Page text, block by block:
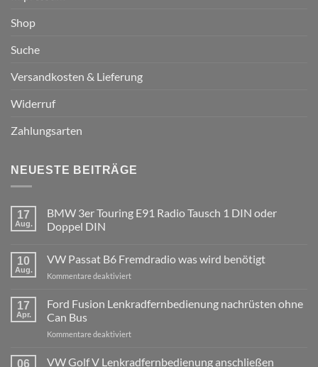
Shop
Suche
Versandkosten & Lieferung
Widerruf
Zahlungsarten
NEUESTE BEITRÄGE
17
Aug.
BMW 3er Touring E91 Radio Tausch 1 DIN oder
Doppel DIN
zu
3er
Radio
Tausch
1
DIN
DIN
10
Aug.
VW Passat B6 Fremdradio was wird benötigt
Kommentare deaktiviertfür
Passat
was
benötigt
17
Apr.
Ford Fusion Lenkradfernbedienung nachrüsten ohne
Can Bus
Kommentare deaktiviertfür
Fusion
06 VW Golf V Lenkradfernbedienung anschließen